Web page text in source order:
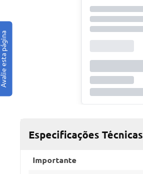
Especificações Técnicas
Importante